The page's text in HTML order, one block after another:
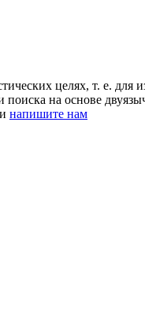
целях, т. е. для
на основе
напишите нам